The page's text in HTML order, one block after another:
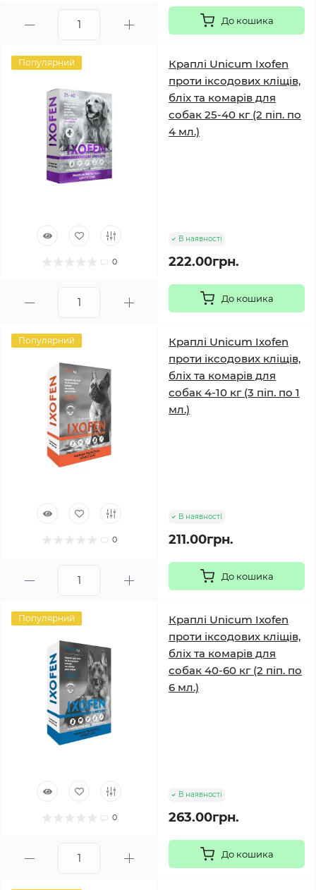
До кошика
Популярний
0
Краплі Unicum Ixofen
проти іксодових кліщів,
бліх та комарів для
собак 25-40 кг (2 піп. по
4 мл.)
В наявності
222.00грн.
До кошика
Популярний
0
Краплі Unicum Ixofen
проти іксодових кліщів,
бліх та комарів для
собак 4-10 кг (3 піп. по 1
мл.)
В наявності
211.00грн.
До кошика
Популярний
0
Краплі Unicum Ixofen
проти іксодових кліщів,
бліх та комарів для
собак 40-60 кг (2 піп. по
6 мл.)
В наявності
263.00грн.
До кошика